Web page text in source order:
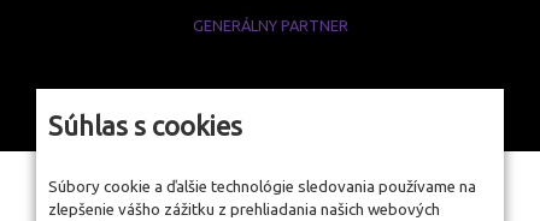
www.zelpo.sk
Súhlas s cookies
Súbory cookie a ďalšie technológie sledovania používame na
zlepšenie vášho zážitku z prehliadania našich webových